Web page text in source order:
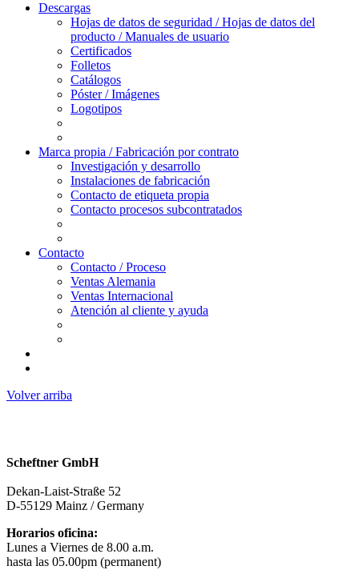
Descargas
Hojas de datos de seguridad / Hojas de datos del
producto / Manuales de usuario
Certificados
Folletos
Catálogos
Póster / Imágenes
Logotipos
Marca propia / Fabricación por contrato
Investigación y desarrollo
Instalaciones de fabricación
Contacto de etiqueta propia
Contacto procesos subcontratados
Contacto
Contacto / Proceso
Ventas Alemania
Ventas Internacional
Atención al cliente y ayuda
Volver arriba
Scheftner GmbH
Dekan-Laist-Straße 52
D-55129 Mainz / Germany
Horarios oficina:
Lunes a Viernes de 8.00 a.m.
hasta las 05.00pm (permanent)